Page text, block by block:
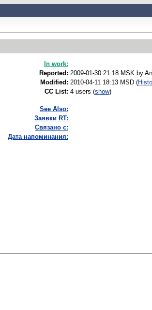
In work:
Reported: 2009-01-30 21:18 MSK by
Modified: 2010-04-11 18:13 MSD (
CC List: 4 users (show)
See Also:
Заявки RT:
Связано с:
Дата напоминания: